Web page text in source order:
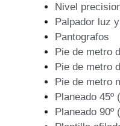
Nivel
Palpador luz
Pantografos
Pie de metro
Pie de metro
Pie de metro
Planeado 45º
Planeado 90º